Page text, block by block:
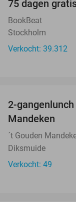
75 dagen
BookBeat
Stockholm
Verkocht: 39.312
2-
Mandeken
´t Gouden
Diksmuide
Verkocht: 49